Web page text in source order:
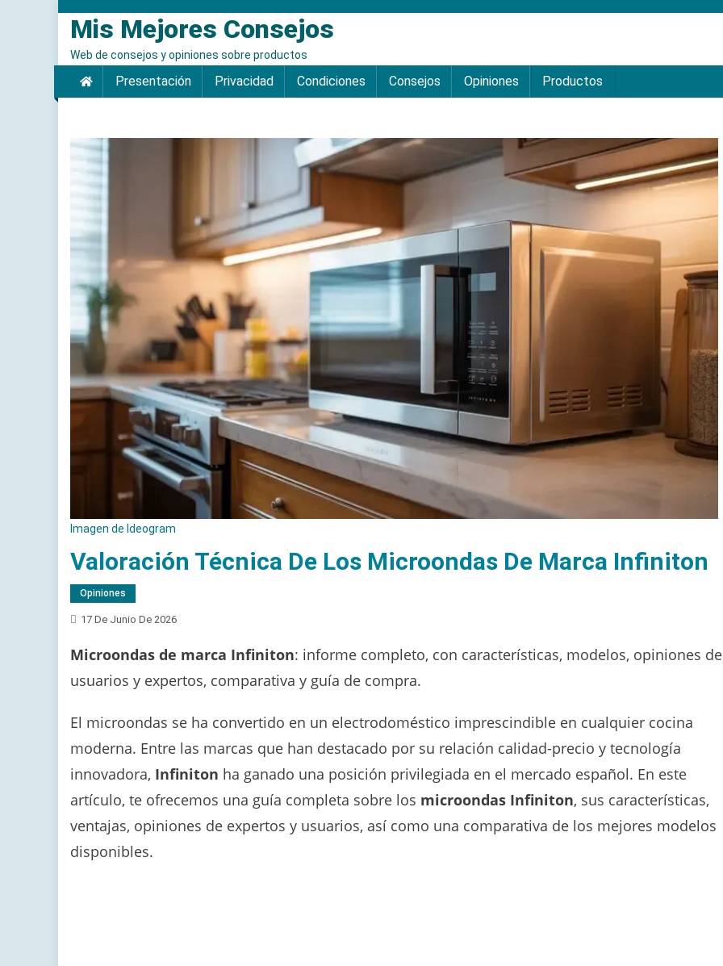
contenido
Mis Mejores Consejos
Web de consejos y opiniones sobre productos
Presentación Privacidad Condiciones Consejos Opiniones Productos
Imagen de Ideogram
Valoración Técnica De Los Microondas De Marca Infiniton
Opiniones
17 De Junio De 2026
Microondas de marca Infiniton: informe completo, con características, modelos, opiniones de
usuarios y expertos, comparativa y guía de compra.
El microondas se ha convertido en un electrodoméstico imprescindible en cualquier cocina
moderna. Entre las marcas que han destacado por su relación calidad-precio y tecnología
innovadora, Infiniton ha ganado una posición privilegiada en el mercado español. En este
artículo, te ofrecemos una guía completa sobre los microondas Infiniton, sus características,
ventajas, opiniones de expertos y usuarios, así como una comparativa de los mejores modelos
disponibles.